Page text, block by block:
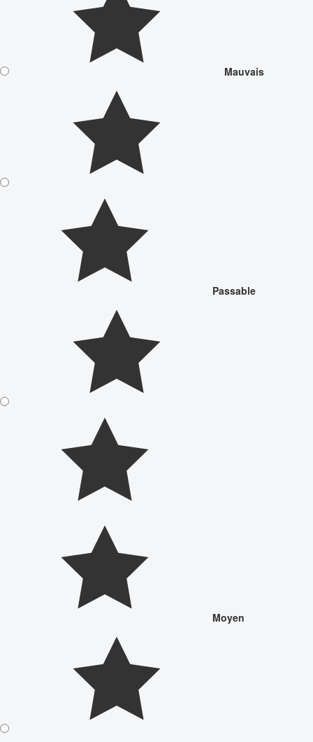
Mauvais
Passable
Moyen